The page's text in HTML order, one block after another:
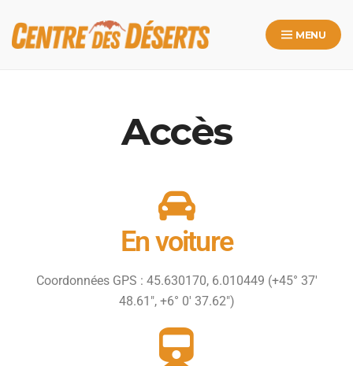
MENU
Accès
En voiture
Coordonnées GPS : 45.630170, 6.010449‎ (+45° 37′
48.61″, +6° 0′ 37.62″)